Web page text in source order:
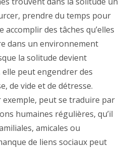
prendre du temps pour
accomplir des tâches qu’elles
dans un environnement
la solitude devient
peut engendrer des
de vide et de détresse.
exemple, peut se traduire par
humaines régulières, qu’il
amicales ou
de liens sociaux peut